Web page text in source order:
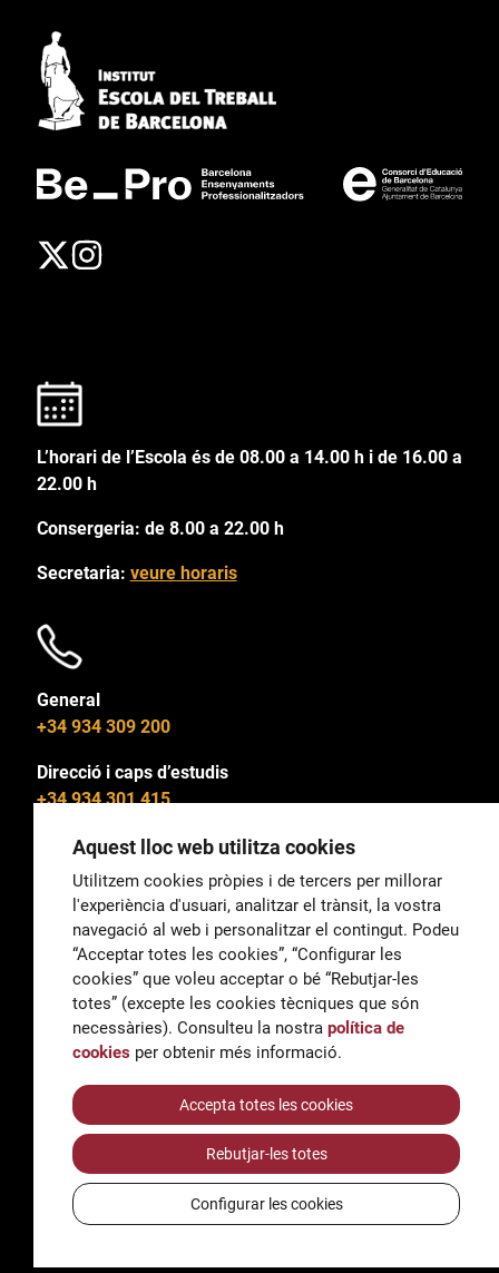
L’horari de l’Escola és de 08.00 a 14.00 h i de 16.00 a
22.00 h
Consergeria: de 8.00 a 22.00 h
Secretaria: veure horaris
General
+34 934 309 200
Direcció i caps d’estudis
+34 934 301 415
General
correu@escoladeltreball.org
Informació
informacio@escoladeltreball.org
AccessibilitatAvís legal i Política de Privacitat
Política de cookies
Crèdits
Aquest lloc web utilitza cookies
Utilitzem cookies pròpies i de tercers per millorar
l'experiència d'usuari, analitzar el trànsit, la vostra
navegació al web i personalitzar el contingut. Podeu
“Acceptar totes les cookies”, “Configurar les
cookies” que voleu acceptar o bé “Rebutjar-les
totes” (excepte les cookies tècniques que són
necessàries). Consulteu la nostra política de
cookies per obtenir més informació.
Accepta totes les cookies
Rebutjar-les totes
Configurar les cookies